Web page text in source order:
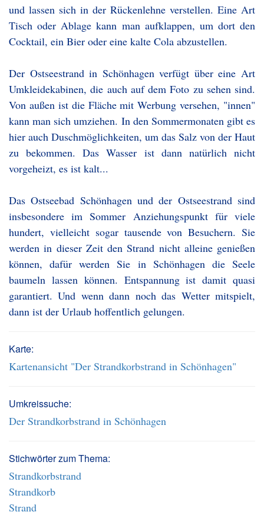
und lassen sich in der Rückenlehne verstellen. Eine Art
Tisch oder Ablage kann man aufklappen, um dort den
Cocktail, ein Bier oder eine kalte Cola abzustellen.
Der Ostseestrand in Schönhagen verfügt über eine Art
Umkleidekabinen, die auch auf dem Foto zu sehen sind.
Von außen ist die Fläche mit Werbung versehen, "innen"
kann man sich umziehen. In den Sommermonaten gibt es
hier auch Duschmöglichkeiten, um das Salz von der Haut
zu bekommen. Das Wasser ist dann natürlich nicht
vorgeheizt, es ist kalt...
Das Ostseebad Schönhagen und der Ostseestrand sind
insbesondere im Sommer Anziehungspunkt für viele
hundert, vielleicht sogar tausende von Besuchern. Sie
werden in dieser Zeit den Strand nicht alleine genießen
können, dafür werden Sie in Schönhagen die Seele
baumeln lassen können. Entspannung ist damit quasi
garantiert. Und wenn dann noch das Wetter mitspielt,
dann ist der Urlaub hoffentlich gelungen.
Karte:
Kartenansicht "Der Strandkorbstrand in Schönhagen"
Umkreissuche:
Der Strandkorbstrand in Schönhagen
Stichwörter zum Thema:
Strandkorbstrand
Strandkorb
Strand